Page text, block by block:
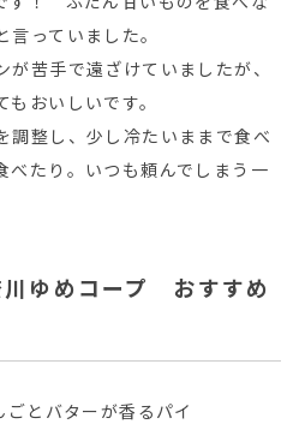
っていました。
苦手で遠ざけていましたが、
おいしいです。
調整し、少し冷たいままで食べ
べたり。いつも頼んでしまう一
川ゆめコープ おすすめ
とバターが香るパイ